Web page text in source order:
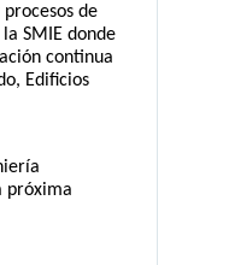
de
SMIE donde
continua
Edificios
próxima